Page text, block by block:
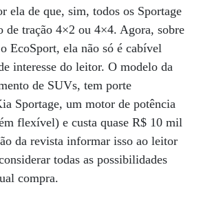
ela de que, sim, todos os Sportage
de tração 4×2 ou 4×4. Agora, sobre
EcoSport, ela não só é cabível
interesse do leitor. O modelo da
de SUVs, tem porte
Sportage, um motor de potência
flexível) e custa quase R$ 10 mil
da revista informar isso ao leitor
todas as possibilidades
compra.